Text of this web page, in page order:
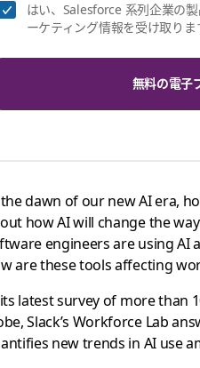
はい、Salesforce 系列企業の
ーケティング情報を受け取りま
無料の電子
dawn of our new AI era,
how AI will change the
engineers are using AI
are these tools affecting
latest survey of more than
Slack’s Workforce Lab
new trends in AI use